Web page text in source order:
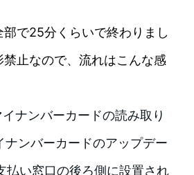
で25分くらいで終わりまし
止なので、流れはこんな感
イナンバーカードの読み取り
ナンバーカードのアップデー
払い窓口の後ろ側に設置され